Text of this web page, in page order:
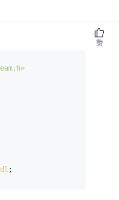
;
赞